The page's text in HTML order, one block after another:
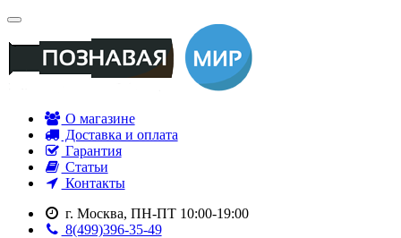
О магазине
Доставка и оплата
Гарантия
Статьи
Контакты
г. Москва, ПН-ПТ 10:00-19:00
8(499)396-35-49